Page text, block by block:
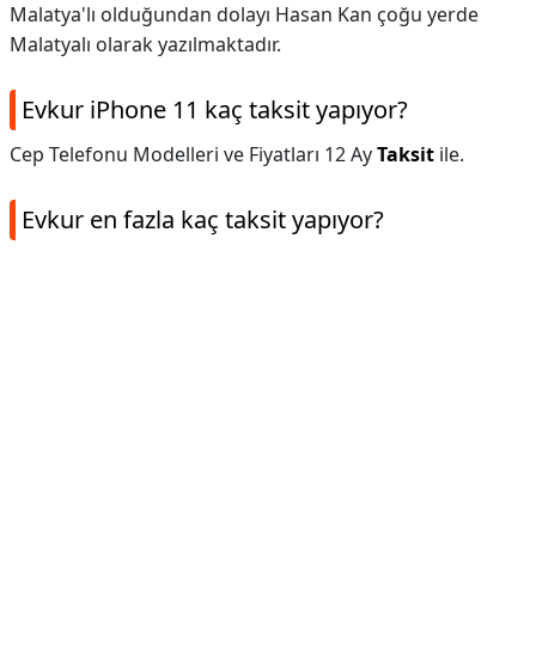
Malatya'lı olduğundan dolayı Hasan Kan çoğu yerde
Malatyalı olarak yazılmaktadır.
Evkur iPhone 11 kaç taksit yapıyor?
Cep Telefonu Modelleri ve Fiyatları 12 AyTaksit ile.
Evkur en fazla kaç taksit yapıyor?